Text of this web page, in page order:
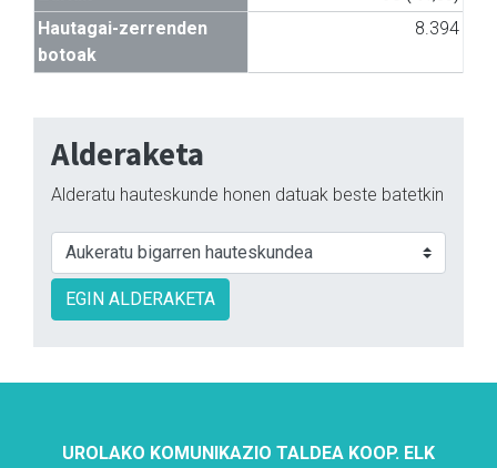
Hautagai-zerrenden
botoak
8.394
Alderaketa
Alderatu hauteskunde honen datuak beste batetkin
EGIN ALDERAKETA
UROLAKO KOMUNIKAZIO TALDEA KOOP. ELK